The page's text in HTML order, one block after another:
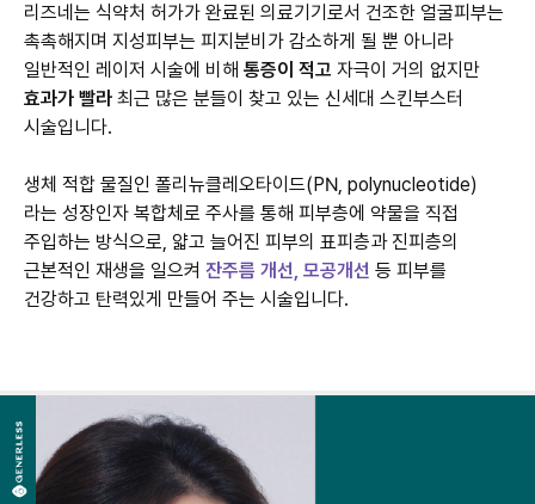
리즈네는 식약처 허가가 완료된 의료기기로서 건조한 얼굴피부는
촉촉해지며 지성피부는 피지분비가 감소하게 될 뿐 아니라
일반적인 레이저 시술에 비해 통증이 적고 자극이 거의 없지만
효과가 빨라 최근 많은 분들이 찾고 있는 신세대 스킨부스터
생체 적합 물질인 폴리뉴클레오타이드(PN, polynucleotide)
라는 성장인자 복합체로 주사를 통해 피부층에 약물을 직접
주입하는 방식으로, 얇고 늘어진 피부의 표피층과 진피층의
근본적인 재생을 일으켜 잔주름 개선, 모공개선 등 피부를